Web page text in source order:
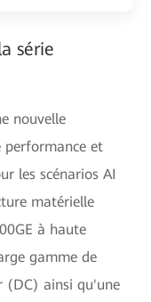
série
nouvelle
performance et
les scénarios AI
matérielle
à haute
gamme de
(DC) ainsi qu'une